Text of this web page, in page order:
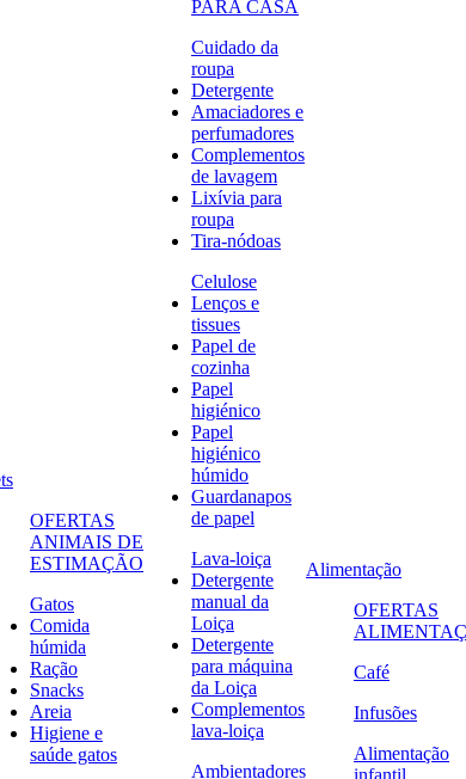
OFERTAS
ANIMAIS DE
ESTIMAÇÃO
Gatos
Comida
húmida
Ração
Snacks
Areia
Higiene e
saúde gatos
PARA CASA
Cuidado da
roupa
Detergente
Amaciadores e
perfumadores
Complementos
de lavagem
Lixívia para
roupa
Tira-nódoas
Celulose
Lenços e
tissues
Papel de
cozinha
Papel
higiénico
Papel
higiénico
húmido
Guardanapos
de papel
Lava-loiça
Detergente
manual da
Loiça
Detergente
para máquina
da Loiça
Complementos
lava-loiça
Ambientadores
Alimentação
OFERTAS
Café
Infusões
Alimentação
infantil